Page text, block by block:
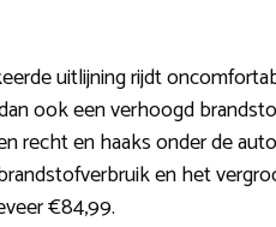
uitlijning rijdt
ook een verhoogd
recht en haaks onder de
en het
€84,99.